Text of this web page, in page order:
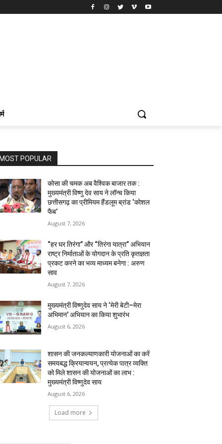
POPULAR
कोसा की चमक अब वैश्विक बाजार तक :
मुख्यमंत्री विष्णु देव साय ने लॉन्च किया
छत्तीसगढ़ का प्रीमियम हैंडलूम ब्रांड ‘कोशल
फैब’
August 7, 2026
“हर घर तिरंगा” और “तिरंगा यात्रा” अभियान
राष्ट्र निर्माताओं के योगदान के प्रति कृतज्ञता
प्रकट करने का भव्य माध्यम बनेगा : अरुण
साव
August 7, 2026
मुख्यमंत्री विष्णुदेव साय ने ‘मेरी बेटी–मेरा
अभिमान’ अभियान का किया शुभारंभ
August 6, 2026
शासन की जनकल्याणकारी योजनाओं का करें
समयबद्ध क्रियान्वयन, प्रत्येक पात्र व्यक्ति
को मिले शासन की योजनाओं का लाभ :
मुख्यमंत्री विष्णुदेव साय
August 6, 2026
Load more